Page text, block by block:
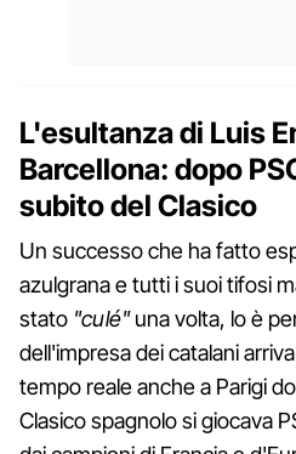
L'esultanza di Luis
Barcellona: dopo
subito del Clasico
Un successo che ha fatto
azulgrana e tutti i suoi tifosi
stato "culé"una volta, lo è
dell'impresa dei catalani
tempo reale anche a Parigi
Clasico spagnolo si giocava